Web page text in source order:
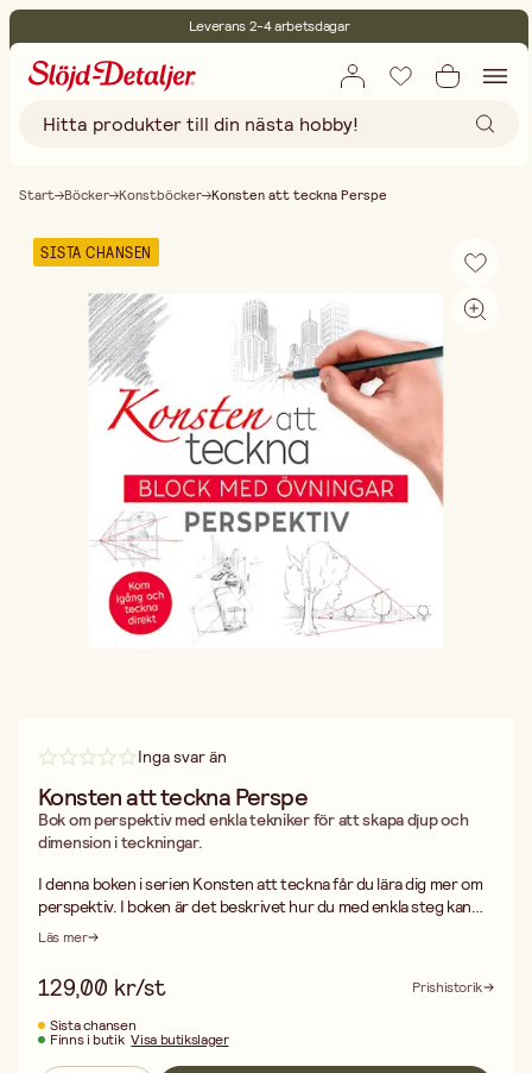
Leverans 2-4 arbetsdagar
Fri frakt vid köp över 499:-
Start Böcker Konstböcker Konsten att teckna Perspe
SISTA CHANSEN
Inga svar än
Konsten att teckna Perspe
Bok om perspektiv med enkla tekniker för att skapa djup och
dimension i teckningar.
I denna boken i serien Konsten att teckna får du lära dig mer om
perspektiv. I boken är det beskrivet hur du med enkla steg kan
lära dig göra tredimensionella motiv. Du får öva på både
byggnader och landskap. Du kan öva direkt i blocket och utgår
ifrån de skisser och hjälplinjer som finns där. Med detta block
kommer du att ta ditt tecknande till nästa nivå på nolltid. 96 sidor.
Läs mer
129,00 kr/st
Prishistorik
Sista chansen
Finns i butik Visa butikslager